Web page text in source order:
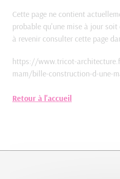
Cette page ne contient
probable qu'une mise à jour
à revenir consulter cette page
https://www.tricot-
mam/bille-construction-d-une-
Retour à l'accueil